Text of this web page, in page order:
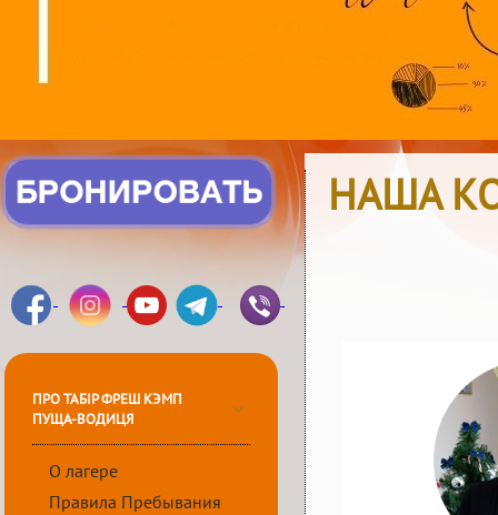
ПРО ТАБІР ФРЕШ КЭМП
ПУЩА-ВОДИЦЯ
О лагере
Правила Пребывания
НАША